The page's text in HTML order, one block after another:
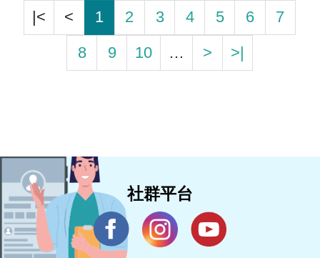
|< < 1 2 3 4 5 6
7
8
9 10 … > >|
社群平台